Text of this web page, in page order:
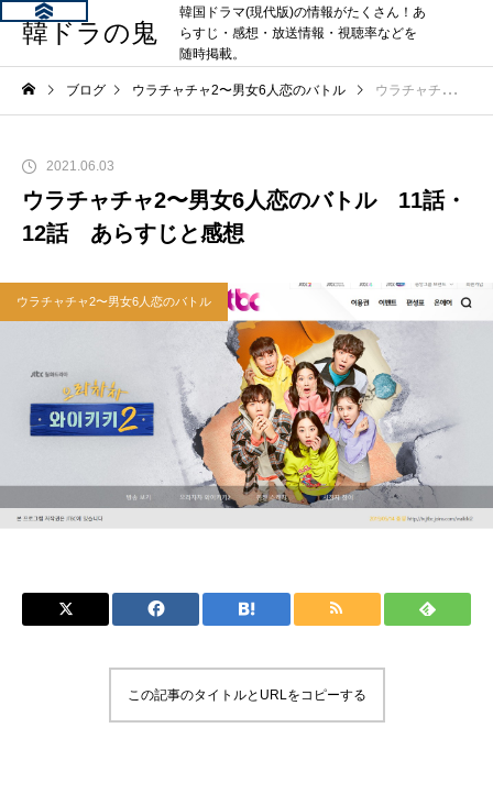
韓ドラの鬼
韓国ドラマ(現代版)の情報がたくさん！あ
らすじ・感想・放送情報・視聴率などを
随時掲載。
ブログ ウラチャチャ2〜男女6人恋のバトル ウラチャチャ2〜男女6人恋のバトル 11話・12話 あらすじと感想
2021.06.03
ウラチャチャ2〜男女6人恋のバトル 11話・
12話 あらすじと感想
ウラチャチャ2〜男女6人恋のバトル
この記事のタイトルとURLをコピーする